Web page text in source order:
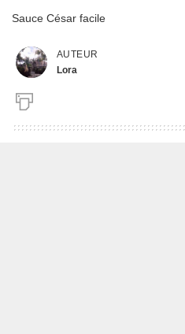
Sauce César facile
AUTEUR
Lora